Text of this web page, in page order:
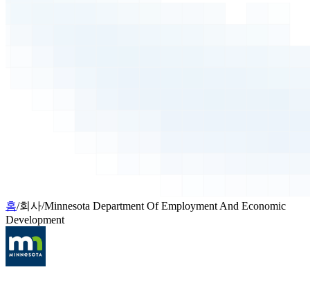
홈/회사/Minnesota Department Of Employment And Economic
Development